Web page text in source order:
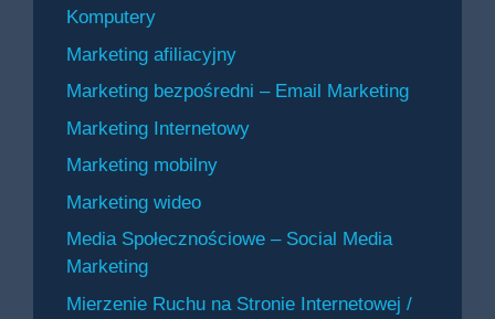
Komputery
Marketing afiliacyjny
Marketing bezpośredni – Email Marketing
Marketing Internetowy
Marketing mobilny
Marketing wideo
Media Społecznościowe – Social Media
Marketing
Mierzenie Ruchu na Stronie Internetowej /